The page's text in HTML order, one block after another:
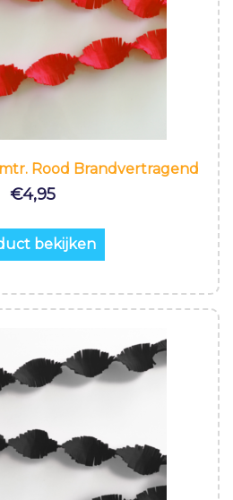
Rood Brandvertragend
€4,95
bekijken